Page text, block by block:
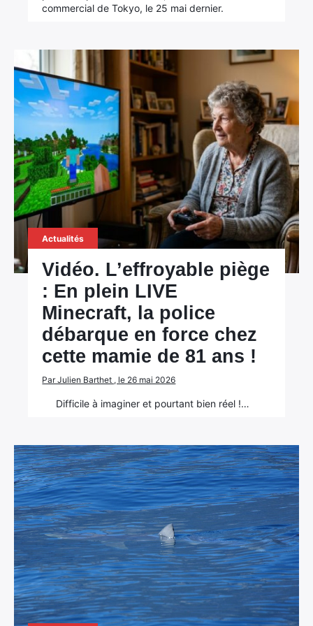
commercial de Tokyo, le 25 mai dernier.
Actualités
Vidéo. L’effroyable piège
: En plein LIVE
Minecraft, la police
débarque en force chez
cette mamie de 81 ans !
Par Julien Barthet , le 26 mai 2026
Difficile à imaginer et pourtant bien réel !…